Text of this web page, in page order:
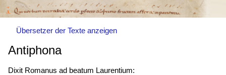
Übersetzer der Texte anzeigen
Antiphona
Dixit Romanus ad beatum Laurentium: